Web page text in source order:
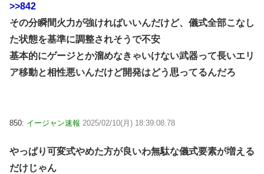
>>842
その分瞬間火力が強ければいいんだけど、儀式全部こなし
た状態を基準に調整されそうで不安
基本的にゲージとか溜めなきゃいけない武器って長いエリ
ア移動と相性悪いんだけど開発はどう思ってるんだろ
850: イージャン速報 2025/02/10(月) 18:39:08.78
やっぱり可変式やめた方が良いわ無駄な儀式要素が増える
だけじゃん